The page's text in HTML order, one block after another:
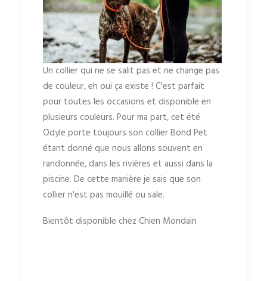
Un collier qui ne se salit pas et ne change pas
de couleur, eh oui ça existe ! C'est parfait
pour toutes les occasions et disponible en
plusieurs couleurs. Pour ma part, cet été
Odyle porte toujours son collier Bond Pet
étant donné que nous allons souvent en
randonnée, dans les rivières et aussi dans la
piscine. De cette manière je sais que son
collier n'est pas mouillé ou sale.
Bientôt disponible chez Chien Mondain